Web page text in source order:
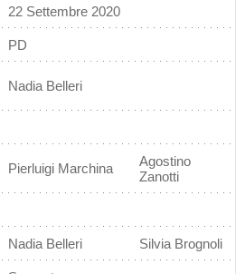
22 Settembre 2020
PD
Nadia Belleri
Pierluigi Marchina
Agostino
Zanotti
Nadia Belleri Silvia Brognoli